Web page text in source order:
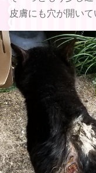
皮膚にも穴が開いて